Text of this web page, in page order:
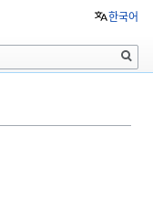
한국어